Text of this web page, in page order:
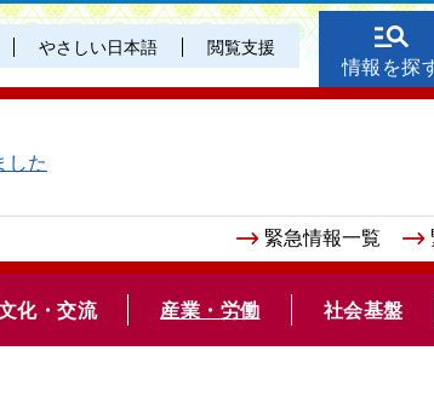
やさしい日本語 閲覧支援
情報を探
した
緊急情報一覧
化・交流 産業・労働 社会基盤